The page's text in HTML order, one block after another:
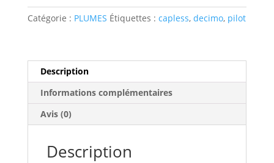
DECIMO
Catégorie : PLUMES Étiquettes : capless, decimo, pilot
Description
Informations complémentaires
Avis (0)
Description